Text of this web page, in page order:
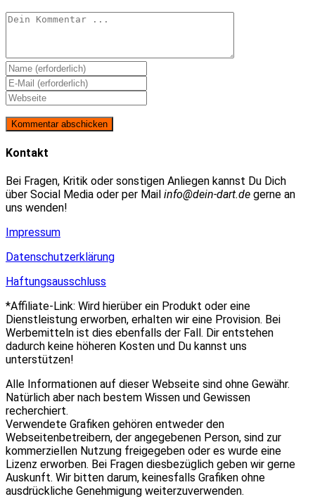
Kommentieren
Gib
deinen
Namen
oder
Benutzernamen
zum
Kommentieren
ein
Gib
deine
E-
Mail-
Adresse
zum
ein
Gib
deine
Website-
ein
Kontakt
Bei Fragen, Kritik oder sonstigen Anliegen kannst Du Dich
über Social Media oder per Mail info@dein-dart.de gerne an
uns wenden!
Impressum
Datenschutzerklärung
Haftungsausschluss
*Affiliate-Link: Wird hierüber ein Produkt oder eine
Dienstleistung erworben, erhalten wir eine Provision. Bei
Werbemitteln ist dies ebenfalls der Fall. Dir entstehen
dadurch keine höheren Kosten und Du kannst uns
unterstützen!
Alle Informationen auf dieser Webseite sind ohne Gewähr.
Natürlich aber nach bestem Wissen und Gewissen
recherchiert.
Verwendete Grafiken gehören entweder den
Webseitenbetreibern, der angegebenen Person, sind zur
kommerziellen Nutzung freigegeben oder es wurde eine
Lizenz erworben. Bei Fragen diesbezüglich geben wir gerne
Auskunft. Wir bitten darum, keinesfalls Grafiken ohne
ausdrückliche Genehmigung weiterzuverwenden.